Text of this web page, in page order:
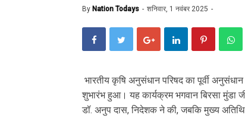
By Nation Todays शनिवार, 1 नवंबर 2025
भारतीय कृषि अनुसंधान परिषद का पूर्वी
शुभारंभ हुआ। यह कार्यक्रम भगवान बिरसा मुंडा
डॉ. अनुप दास, निदेशक ने की, जबकि मुख्य